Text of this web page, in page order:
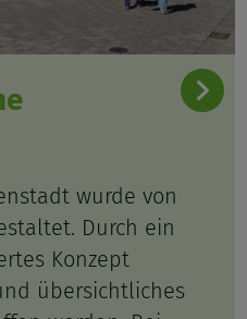
wurde von
Durch ein
Konzept
übersichtliches